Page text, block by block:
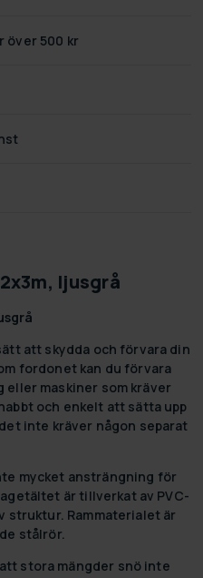
över 500 kr
ljusgrå
att skydda och förvara din
fordonet kan du förvara
maskiner som kräver
och enkelt att sätta upp
inte kräver någon separat
mycket ansträngning för
är tillverkat av PVC-
struktur. Rammaterialet är
stålrör.
stora mängder snö inte